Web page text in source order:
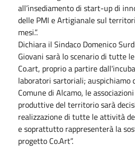
all’insediamento di start-up di
delle PMI e Artigianale sul
mesi.”.
Dichiara il Sindaco Domenico
Giovani sarà lo scenario di tutte
Co.art, proprio a partire
laboratori sartoriali; auspichiamo
Comune di Alcamo, le
produttive del territorio sarà
realizzazione di tutte le attività
e soprattutto rappresenterà la
progetto Co.Art”.